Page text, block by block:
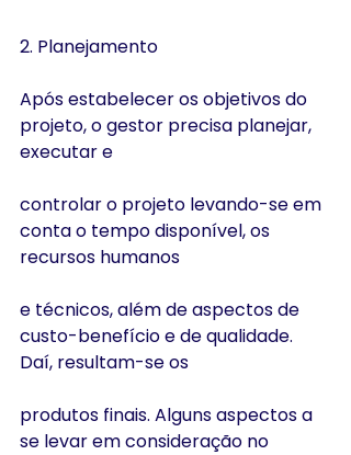
2. Planejamento
Após estabelecer os objetivos do
projeto, o gestor precisa planejar,
executar e
controlar o projeto levando-se em
conta o tempo disponível, os
recursos humanos
e técnicos, além de aspectos de
custo-benefício e de qualidade.
Daí, resultam-se os
produtos finais. Alguns aspectos a
se levar em consideração no